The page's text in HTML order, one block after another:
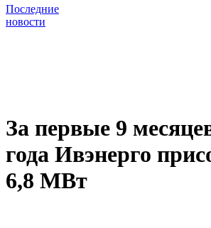
Последние
новости
За первые 9
года Ивэнерго
6,8 МВт